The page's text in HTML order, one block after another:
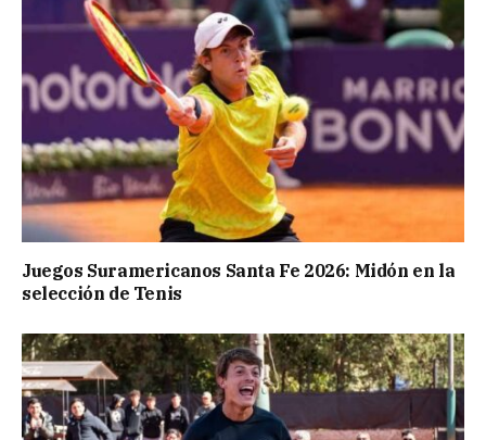
Juegos Suramericanos Santa Fe 2026: Midón en la
selección de Tenis